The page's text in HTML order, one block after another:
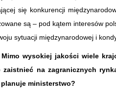
się konkurencji
są – pod kątem interesów
sytuacji międzynarodowej i
Mimo wysokiej jakości wiele
zaistnieć na zagranicznych
planuje ministerstwo?